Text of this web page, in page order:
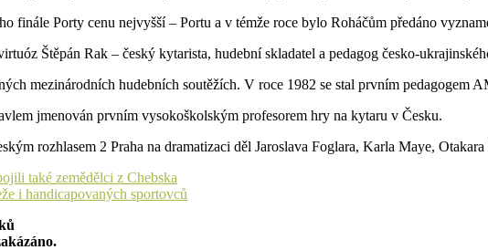
finále Porty cenu nejvyšší – Portu a v témže roce bylo Roháčům předáno
Štěpán Rak – český kytarista, hudební skladatel a pedagog česko-
mezinárodních hudebních soutěžích. V roce 1982 se stal prvním pedagogem
jmenován prvním vysokoškolským profesorem hry na kytaru v Česku.
rozhlasem 2 Praha na dramatizaci děl Jaroslava Foglara, Karla Maye,
také zemědělci z Chebska
i handicapovaných sportovců